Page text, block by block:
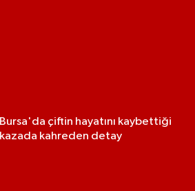
Bursa'da çiftin hayatını kaybettiği
kazada kahreden detay